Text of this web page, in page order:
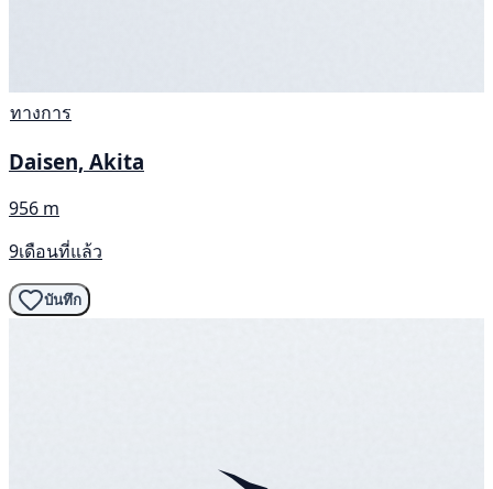
ทางการ
Daisen, Akita
956 m
9เดือนที่แล้ว
บันทึก